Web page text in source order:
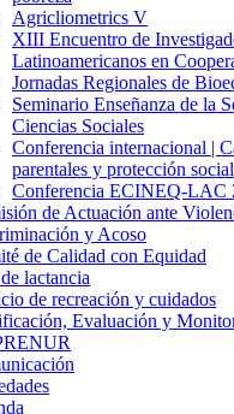
Agricliometrics V
XIII Encuentro de
Latinoamericanos en
Jornadas Regionales de
Seminario Enseñanza de la
Ciencias Sociales
Conferencia internacional |
parentales y protección social
Conferencia ECINEQ-LAC
de Actuación ante
y Acoso
de Calidad con Equidad
lactancia
de recreación y cuidados
Evaluación y